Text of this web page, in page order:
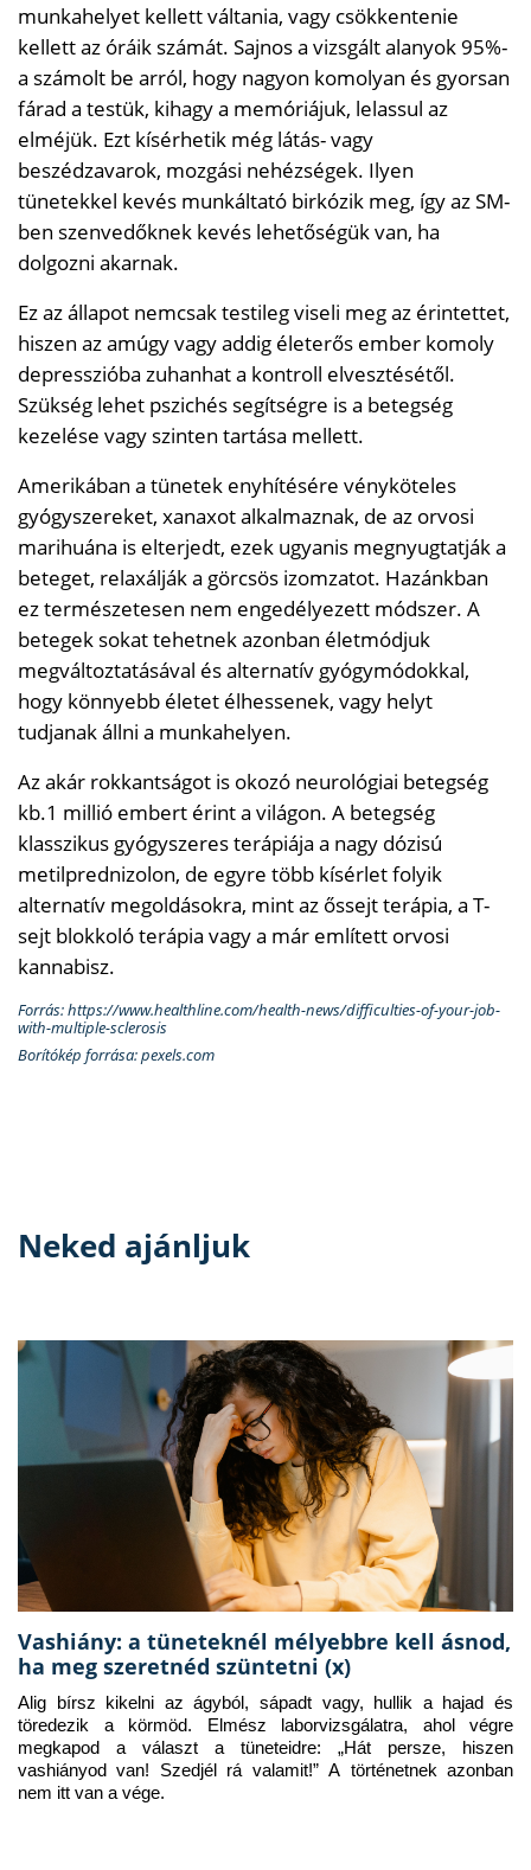
munkahelyet kellett váltania, vagy csökkentenie
kellett az óráik számát. Sajnos a vizsgált alanyok 95%-
a számolt be arról, hogy nagyon komolyan és gyorsan
fárad a testük, kihagy a memóriájuk, lelassul az
elméjük. Ezt kísérhetik még látás- vagy
beszédzavarok, mozgási nehézségek. Ilyen
tünetekkel kevés munkáltató birkózik meg, így az SM-
ben szenvedőknek kevés lehetőségük van, ha
dolgozni akarnak.
Ez az állapot nemcsak testileg viseli meg az érintettet,
hiszen az amúgy vagy addig életerős ember komoly
depresszióba zuhanhat a kontroll elvesztésétől.
Szükség lehet pszichés segítségre is a betegség
kezelése vagy szinten tartása mellett.
Amerikában a tünetek enyhítésére vényköteles
gyógyszereket, xanaxot alkalmaznak, de az orvosi
marihuána is elterjedt, ezek ugyanis megnyugtatják a
beteget, relaxálják a görcsös izomzatot. Hazánkban
ez természetesen nem engedélyezett módszer. A
betegek sokat tehetnek azonban életmódjuk
megváltoztatásával és alternatív gyógymódokkal,
hogy könnyebb életet élhessenek, vagy helyt
tudjanak állni a munkahelyen.
Az akár rokkantságot is okozó neurológiai betegség
kb.1 millió embert érint a világon. A betegség
klasszikus gyógyszeres terápiája a nagy dózisú
metilprednizolon, de egyre több kísérlet folyik
alternatív megoldásokra, mint az őssejt terápia, a T-
sejt blokkoló terápia vagy a már említett orvosi
kannabisz.
Forrás: https://www.healthline.com/health-news/difficulties-of-your-job-
with-multiple-sclerosis
Borítókép forrása: pexels.com
Neked ajánljuk
Vashiány: a tüneteknél mélyebbre kell ásnod,
ha meg szeretnéd szüntetni (x)
Alig bírsz kikelni az ágyból, sápadt vagy, hullik a hajad és
töredezik a körmöd. Elmész laborvizsgálatra, ahol végre
megkapod a választ a tüneteidre: „Hát persze, hiszen
vashiányod van! Szedjél rá valamit!” A történetnek azonban
nem itt van a vége.